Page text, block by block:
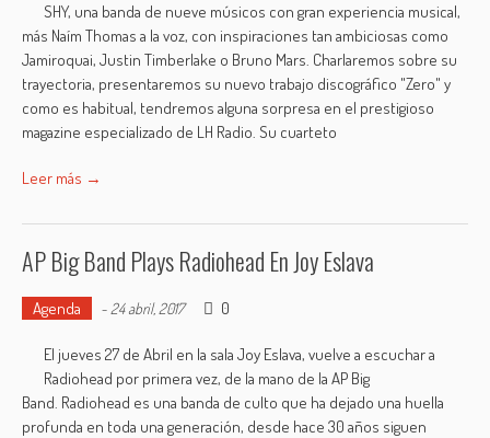
SHY, una banda de nueve músi­cos con gran experiencia musical,
más Naím Thomas a la voz, con inspiraciones tan ambiciosas como
Jamiroquai, Justin Tim­berlake o Bruno Mars. Charlaremos sobre su
trayectoria, presentaremos su nuevo trabajo discográfico "Zero" y
como es habitual, tendremos alguna sorpresa en el prestigioso
magazine especializado de LH Radio. Su cuarteto
Leer más →
AP Big Band Plays Radiohead En Joy Eslava
Agenda - 24 abril, 2017 0
El jueves 27 de Abril en la sala Joy Eslava, vuelve a escuchar a
Radiohead por primera vez, de la mano de la AP Big
Band. Radiohead es una banda de culto que ha dejado una huella
profunda en toda una generación, desde hace 30 años siguen